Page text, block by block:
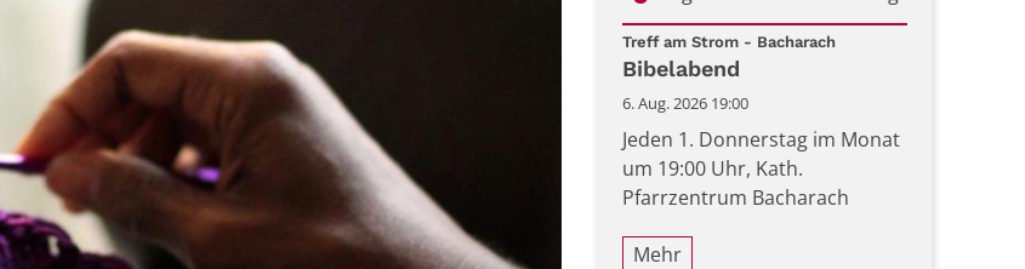
Datum: 6. August 2026
Treff am Strom - Bacharach:
Bibelabend
6. Aug. 2026 19:00
Jeden 1. Donnerstag im Monat
um 19:00 Uhr, Kath.
Pfarrzentrum Bacharach
Mehr